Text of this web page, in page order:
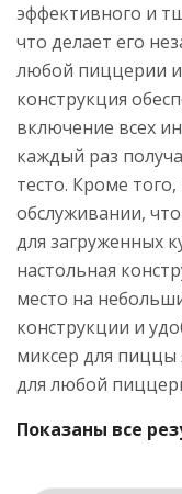
эффективного и
что делает его
любой пиццерии
конструкция
включение всех
каждый раз
тесто. Кроме
обслуживании,
для загруженных
настольная
место на
конструкции и
миксер для
для любой
Показаны все